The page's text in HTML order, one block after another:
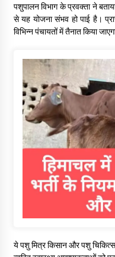
नेता प्रतिपक्ष
चौहान
06/08/
पशुपालन विभाग के प्रवक्ता ने
से यह योजना संभव हो पाई है।
विभिन्न पंचायतों में तैनात किया
ये पशु मित्र किसान और पशु